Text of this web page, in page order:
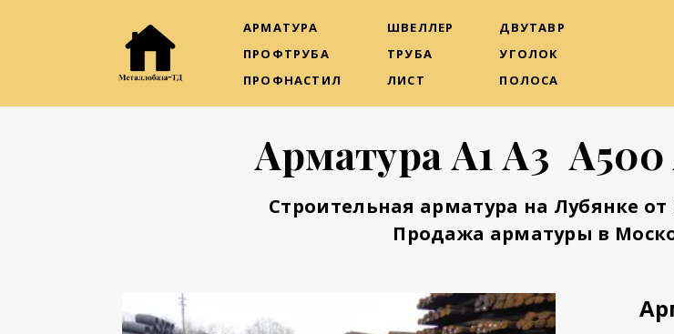
АРМАТУРА
ПРОФТРУБА
ПРОФНАСТИЛ
ШВЕЛЛЕР
ТРУБА
ЛИСТ
ДВУТАВР
УГОЛОК
ПОЛОСА
Арматура А1 А3
Строительная арматура на Лубянке
Продажа арматуры в